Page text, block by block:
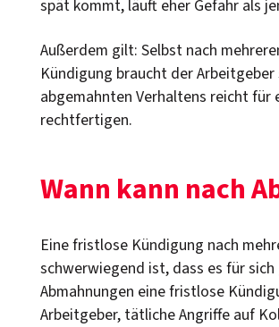
spät kommt, läuft eher Gefahr als
Außerdem gilt: Selbst nach
Kündigung braucht der
abgemahnten Verhaltens reicht für
rechtfertigen.
Wann kann nach
Eine fristlose Kündigung nach
schwerwiegend ist, dass es für
Abmahnungen eine fristlose
Arbeitgeber, tätliche Angriffe auf